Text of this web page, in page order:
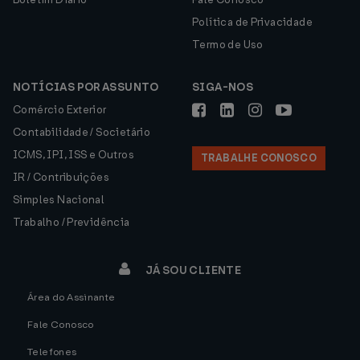
Política de Privacidade
Termo de Uso
NOTÍCIAS POR ASSUNTO
Comércio Exterior
Contabilidade / Societário
ICMS, IPI, ISS e Outros
IR / Contribuições
Simples Nacional
Trabalho / Previdência
SIGA-NOS
TRABALHE CONOSCO
JÁ SOU CLIENTE
Área do Assinante
Fale Conosco
Telefones